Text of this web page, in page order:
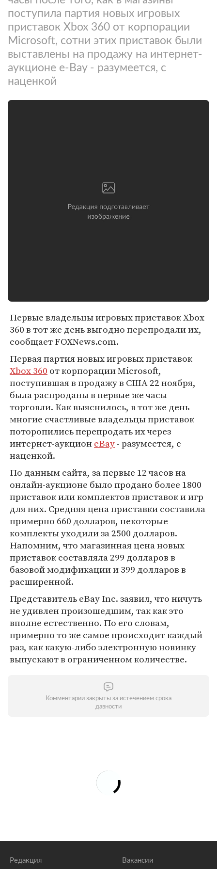
поступила партия новых игровых
приставок Xbox 360 от корпорации
Microsoft, сотни этих приставок были
выставлены на продажу на интернет-
аукционе e-Bay - разумеется, с
наценкой
Первые владельцы игровых приставок Xbox
360 в тот же день выгодно перепродали их,
сообщает FOXNews.com.
Первая партия новых игровых приставок
Xbox 360 от корпорации Microsoft,
поступившая в продажу в США 22 ноября,
была распроданы в первые же часы
торговли. Как выяснилось, в тот же день
многие счастливые владельцы приставок
поторопились перепродать их через
интернет-аукционeBay- разумеется, с
наценкой.
По данным сайта, за первые 12 часов на
онлайн-аукционе было продано более 1800
приставок или комплектов приставок и игр
для них. Средняя цена приставки составила
примерно 660 долларов, некоторые
комплекты уходили за 2500 долларов.
Напомним, что магазинная цена новых
приставок составляла 299 долларов в
базовой модификации и 399 долларов в
расширенной.
Представитель eBay Inc. заявил, что ничуть
не удивлен произошедшим, так как это
вполне естественно. По его словам,
примерно то же самое происходит каждый
раз, как какую-либо электронную новинку
выпускают в ограниченном количестве.
Комментарии закрыты за истечением срока
давности
Редакция Вакансии